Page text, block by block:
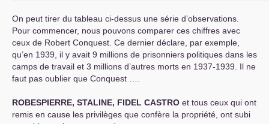
On peut tirer du tableau ci-dessus une série d’observations.
Pour commencer, nous pouvons comparer ces chiffres avec
ceux de Robert Conquest. Ce dernier déclare, par exemple,
qu’en 1939, il y avait 9 millions de prisonniers politiques dans les
camps de travail et 3 millions d’autres morts en 1937-1939. Il ne
faut pas oublier que Conquest ….
ROBESPIERRE, STALINE, FIDEL CASTRO et tous ceux qui ont
remis en cause les privilèges que confère la propriété, ont subi